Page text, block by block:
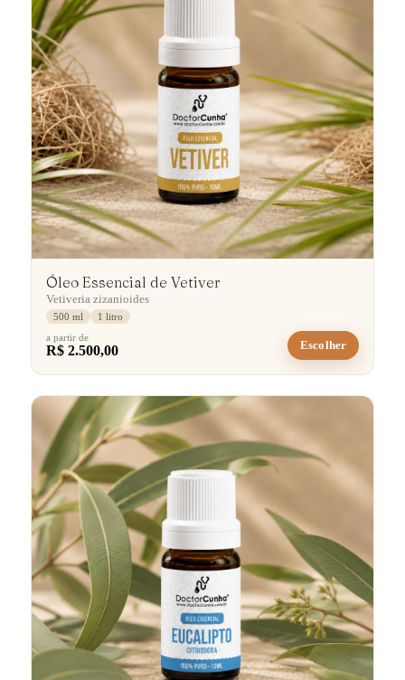
Óleo Essencial de Vetiver
Vetiveria zizanioides
500 ml
1 litro
a partir de
R$ 2.500,00 Escolher